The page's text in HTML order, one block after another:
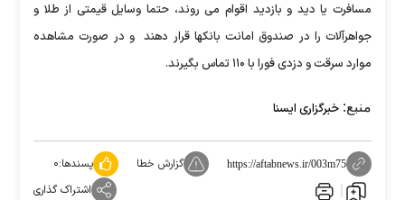
مسافرت یا دید و بازدید اقوام می روند، حتما وسایل قیمتی از طلا و
جواهرآلات را در صندوق امانت بانکها قرار دهند و در صورت مشاهده
موارد سرقت و دزدی فورا با ۱۱۰ تماس بگیرند.
منبع: خبرگزاری ایسنا
https://aftabnews.ir/003m75 گزارش خطا پسندها:۰
اشتراک گذاری